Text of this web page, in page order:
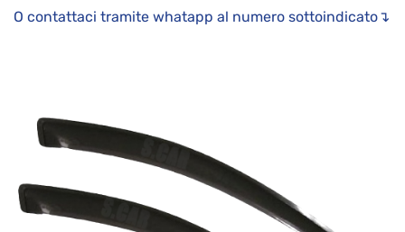
O contattaci tramite whatapp al numero sottoindicato↴